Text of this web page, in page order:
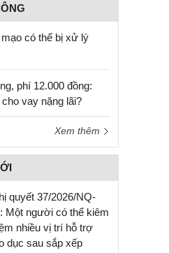
có thể bị xử lý
phí 12.000 đồng:
vay nặng lãi?
Xem thêm
quyết 37/2026/NQ-
Một người có thể kiêm
nhiều vị trí hỗ trợ
dục sau sắp xếp